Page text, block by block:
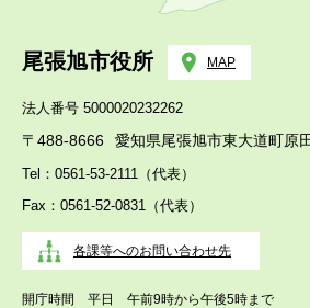
尾張旭市役所 MAP
法人番号 5000020232262
〒488-8666 愛知県尾張旭市東大道町原
Tel：0561-53-2111（代表）
Fax：0561-52-0831（代表）
各課等へのお問い合わせ先
開庁時間 平日 午前9時から午後5時まで